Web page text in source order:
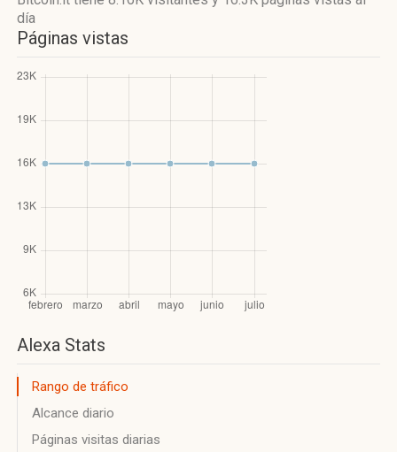
día
Páginas vistas
Alexa Stats
Rango de tráfico
Alcance diario
Páginas visitas diarias